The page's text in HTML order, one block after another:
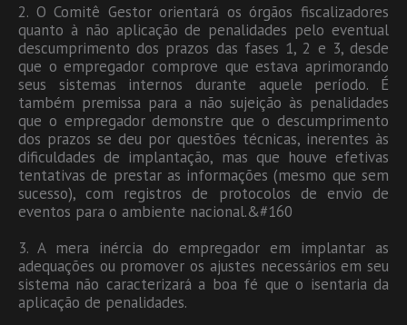
2. O Comitê Gestor orientará os órgãos fiscalizadores
quanto à não aplicação de penalidades pelo eventual
descumprimento dos prazos das fases 1, 2 e 3, desde
que o empregador comprove que estava aprimorando
seus sistemas internos durante aquele período. É
também premissa para a não sujeição às penalidades
que o empregador demonstre que o descumprimento
dos prazos se deu por questões técnicas, inerentes às
dificuldades de implantação, mas que houve efetivas
tentativas de prestar as informações (mesmo que sem
sucesso), com registros de protocolos de envio de
eventos para o ambiente nacional.&#160
3. A mera inércia do empregador em implantar as
adequações ou promover os ajustes necessários em seu
sistema não caracterizará a boa fé que o isentaria da
aplicação de penalidades.